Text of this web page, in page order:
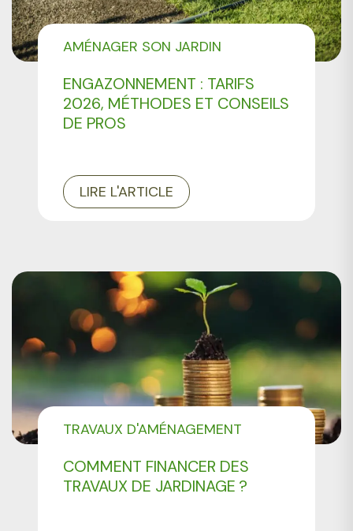
ENGAZONNEMENT : TARIFS
2026, MÉTHODES ET CONSEILS
DE PROS
AMÉNAGER SON JARDIN
LIRE L'ARTICLE
COMMENT FINANCER DES
TRAVAUX DE JARDINAGE ?
TRAVAUX D'AMÉNAGEMENT